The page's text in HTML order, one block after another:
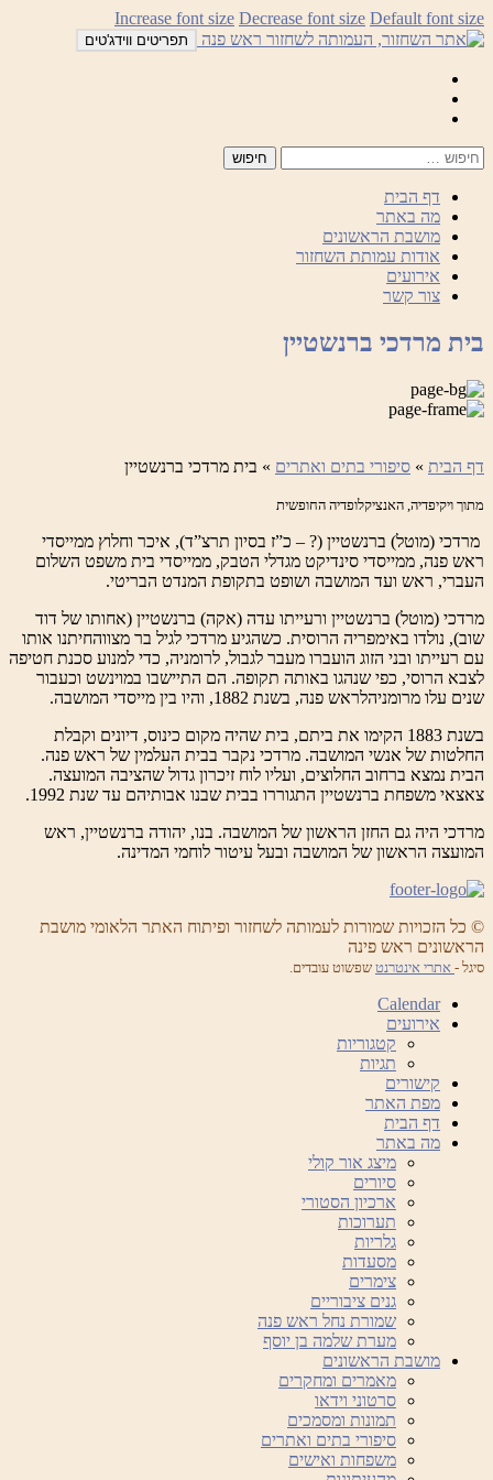
לדלג
לתוכן
Increase font size Decrease font size Default font size
תפריטים ווידג'טים
דף הבית
מה באתר
מושבת הראשונים
אודות עמותת השחזור
אירועים
צור קשר
בית מרדכי ברנשטיין
דף הבית » סיפורי בתים ואתרים » בית מרדכי ברנשטיין
מתוך ויקיפדיה, האנציקלופדיה החופשית
מרדכי (מוטל) ברנשטיין (? – כ”ז בסיון תרצ”ד), איכר וחלוץ ממייסדי
ראש פנה, ממייסדי סינדיקט מגדלי הטבק, ממייסדי בית משפט השלום
העברי, ראש ועד המושבה ושופט בתקופת המנדט הבריטי.
מרדכי (מוטל) ברנשטיין ורעייתו עדה (אקה) ברנשטיין (אחותו של דוד
שוב), נולדו באימפריה הרוסית. כשהגיע מרדכי לגיל בר מצווהחיתנו אותו
עם רעייתו ובני הזוג הועברו מעבר לגבול, לרומניה, כדי למנוע סכנת חטיפה
לצבא הרוסי, כפי שנהגו באותה תקופה. הם התיישבו במוינשט וכעבור
שנים עלו מרומניהלראש פנה, בשנת 1882, והיו בין מייסדי המושבה.
בשנת 1883 הקימו את ביתם, בית שהיה מקום כינוס, דיונים וקבלת
החלטות של אנשי המושבה. מרדכי נקבר בבית העלמין של ראש פנה.
הבית נמצא ברחוב החלוצים, ועליו לוח זיכרון גדול שהציבה המועצה.
צאצאי משפחת ברנשטיין התגוררו בבית שבנו אבותיהם עד שנת 1992.
מרדכי היה גם החזן הראשון של המושבה. בנו, יהודה ברנשטיין, ראש
המועצה הראשון של המושבה ובעל עיטור לוחמי המדינה.
© כל הזכויות שמורות לעמותה לשחזור ופיתוח האתר הלאומי מושבת
הראשונים ראש פינה
סיגל - אתרי אינטרנט שפשוט עובדים.
Calendar
אירועים
קטגוריות
תגיות
קישורים
מפת האתר
דף הבית
מה באתר
מיצג אור קולי
סיורים
ארכיון הסטורי
תערוכות
גלריות
מסעדות
צימרים
גנים ציבוריים
שמורת נחל ראש פנה
מערת שלמה בן יוסף
מושבת הראשונים
מאמרים ומחקרים
סרטוני וידאו
תמונות ומסמכים
סיפורי בתים ואתרים
משפחות ואישים